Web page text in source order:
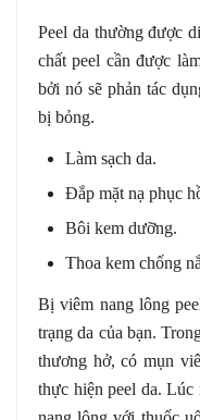
Peel da thường được
chất peel cần được
bởi nó sẽ phản tác
bị bỏng.
Làm sạch da.
Đắp mặt nạ phục
Bôi kem dưỡng.
Thoa kem chống
Bị viêm nang lông
trạng da của bạn.
thương hở, có mụn
thực hiện peel da. Lúc